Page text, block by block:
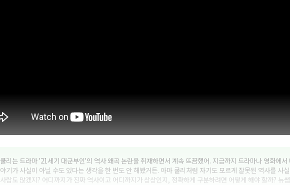
쿨리는 드라마 '21세기 대군부인'의 역사 왜곡 논란을 취재하면서 계속 뜨끔했어. 지금까지 드라마나 영화에서
야기가 사실이 아닐 수도 있다는 생각을 한 번도 안 해봤거든. 아마 쿨리처럼 자기도 모르게 잘못된 역사를 사
사람도 많겠지? 어디까지가 진짜 역사이고 어디까지가 상상인지, 정확하게 구분하려면 어떻게 해야 할까? 뉴